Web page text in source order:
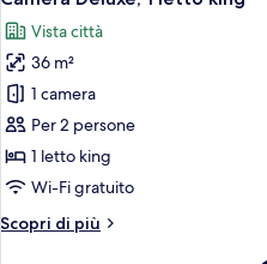
tutte
le
foto
per
Camera
Deluxe,
1
king
Vista città
36 m²
1 camera
Per 2 persone
1 letto king
Wi-Fi gratuito
Scopri di più
Altri